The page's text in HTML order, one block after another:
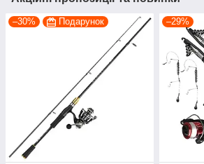
–30% Подарунок –29%